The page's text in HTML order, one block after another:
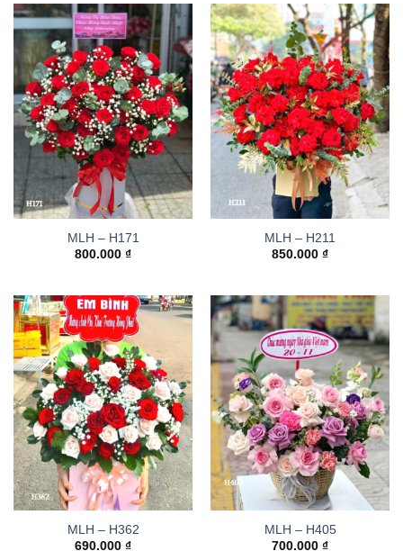
MLH – H171
800.000 ₫
MLH – H211
850.000 ₫
MLH – H362
690.000 ₫
MLH – H405
700.000 ₫